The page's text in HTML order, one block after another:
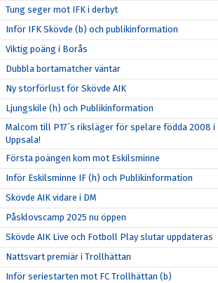
Tung seger mot IFK i derbyt
Inför IFK Skövde (b) och publikinformation
Viktig poäng i Borås
Dubbla bortamatcher väntar
Ny storförlust för Skövde AIK
Ljungskile (h) och Publikinformation
Malcom till P17´s riksläger för spelare födda 2008 i
Uppsala!
Första poängen kom mot Eskilsminne
Inför Eskilsminne IF (h) och Publikinformation
Skövde AIK vidare i DM
Påsklovscamp 2025 nu öppen
Skövde AIK Live och Fotboll Play slutar uppdateras
Nattsvart premiär i Trollhättan
Inför seriestarten mot FC Trollhättan (b)